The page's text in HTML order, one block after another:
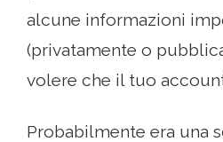
alcune informazioni
(privatamente o
volere che il tuo
Probabilmente era una